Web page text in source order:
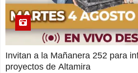
Invitan a la Mañanera 252 para
proyectos de Altamira